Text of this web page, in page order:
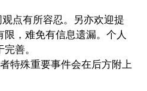
点有所容忍。另亦欢迎提
，难免有信息遗漏。个人
善。
特殊重要事件会在后方附上